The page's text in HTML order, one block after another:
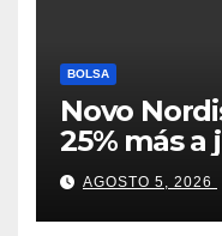
BOLSA
Novo
25% más
convence
AGOSTO 5, 2026